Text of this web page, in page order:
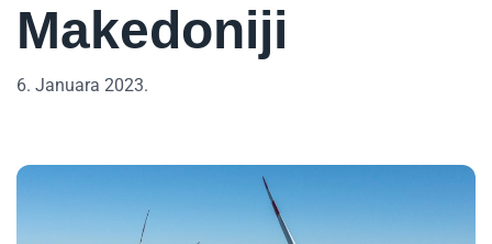
Makedoniji
6. Januara 2023.